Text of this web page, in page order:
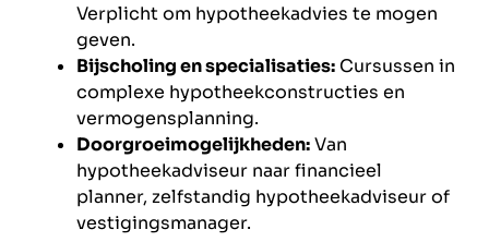
Verplicht om hypotheekadvies te mogen
geven.
Bijscholing en specialisaties: Cursussen in
complexe hypotheekconstructies en
vermogensplanning.
Doorgroeimogelijkheden:Van
hypotheekadviseur naar financieel
planner, zelfstandig hypotheekadviseur of
vestigingsmanager.